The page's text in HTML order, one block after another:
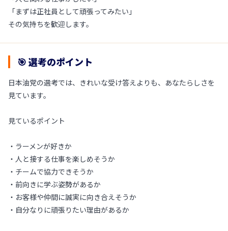
「まずは正社員として頑張ってみたい」
その気持ちを歓迎します。
🎯 選考のポイント
日本油党の選考では、きれいな受け答えよりも、あなたらしさを
見ています。
見ているポイント
・ラーメンが好きか
・人と接する仕事を楽しめそうか
・チームで協力できそうか
・前向きに学ぶ姿勢があるか
・お客様や仲間に誠実に向き合えそうか
・自分なりに頑張りたい理由があるか